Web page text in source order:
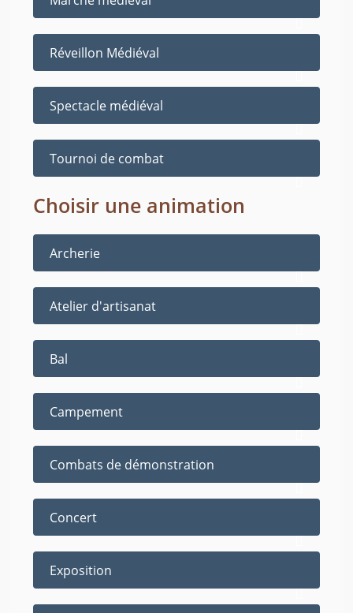
Réveillon Médiéval
Spectacle médiéval
Tournoi de combat
Choisir une animation
Archerie
Atelier d'artisanat
Bal
Campement
Combats de démonstration
Concert
Exposition